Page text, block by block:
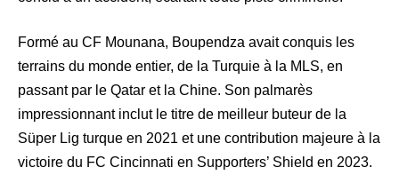
Formé au CF Mounana, Boupendza avait conquis les
terrains du monde entier, de la Turquie à la MLS, en
passant par le Qatar et la Chine. Son palmarès
impressionnant inclut le titre de meilleur buteur de la
Süper Lig turque en 2021 et une contribution majeure à la
victoire du FC Cincinnati en Supporters’ Shield en 2023.